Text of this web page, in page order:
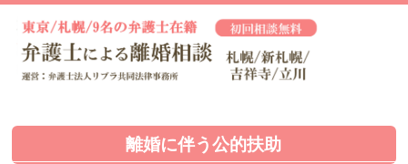
離婚に伴う公的扶助